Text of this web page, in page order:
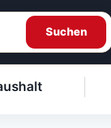
Suchen